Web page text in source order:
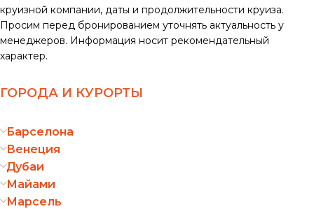
круизной компании, даты и продолжительности круиза.
Просим перед бронированием уточнять актуальность у
менеджеров. Информация носит рекомендательный
характер.
ГОРОДА И КУРОРТЫ
Барселона
Венеция
Дубаи
Майами
Марсель